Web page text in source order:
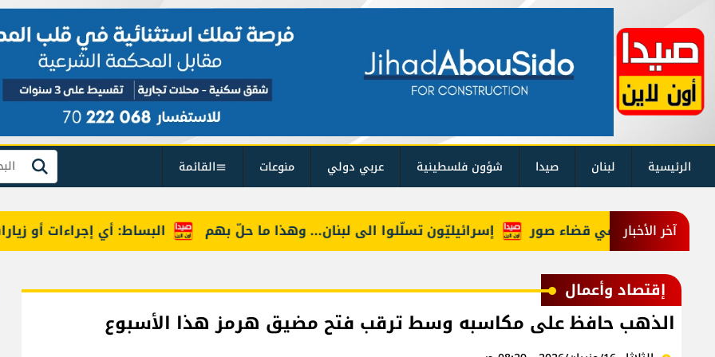
الرئيسية لبنان صيدا شؤون فلسطينية عربي دولي منوعات القائمة بحث
آخر الأخبار البساط: أي إجراءات أو زيارات إسرائيليّون تسلّلوا الى لبنان... وهذا ما حلّ بهم المنصوري في قضاء صور
إقتصاد وأعمال
الذهب حافظ على مكاسبه وسط ترقب فتح مضيق هرمز هذا الأسبوع